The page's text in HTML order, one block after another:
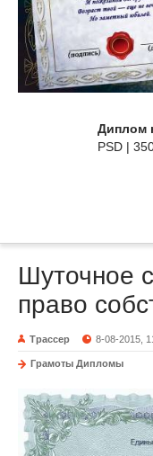
Диплом
PSD |
Шуточное
право
Трассер 8-08-2015,
Грамоты Дипломы